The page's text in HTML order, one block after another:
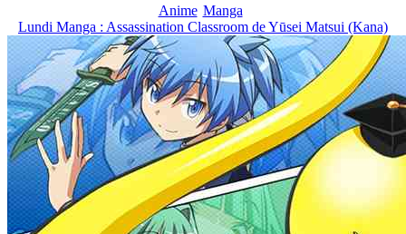
Anime Manga
Lundi Manga : Assassination Classroom de Yūsei Matsui (Kana)